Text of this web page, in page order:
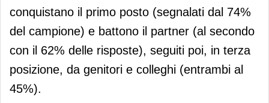
conquistano il primo posto (segnalati dal 74%
del campione) e battono il partner (al secondo
con il 62% delle risposte), seguiti poi, in terza
posizione, da genitori e colleghi (entrambi al
45%).